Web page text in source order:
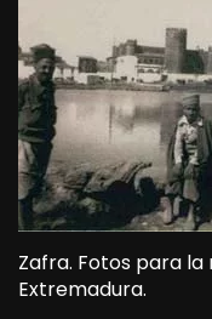
Zafra. Fotos para
Extremadura.